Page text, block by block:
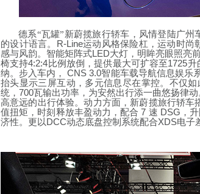
德系“瓦罐”新蔚揽旅行轿车，风情登陆广
的设计语言。 R-Line运动风格保险杠，运动时尚
感与风韵。智能矩阵式LED大灯，明眸亮眼照亮
椅支持4:2:4比例放倒，提供最大可扩容至1725升
纳。步入车内，
CNS 3.0智能车载导航信息娱乐
抬头显示三屏互动，多元信息尽在掌控。不仅如
统， 700瓦输出功率，为安然出行添一曲悠扬律
高意远的出行体验。动力方面，新蔚揽旅行轿车
值扭矩，时刻释放丰盈动力，配合 7 速 DSG ，
济性。更以DCC动态底盘控制系统配合XDS电子